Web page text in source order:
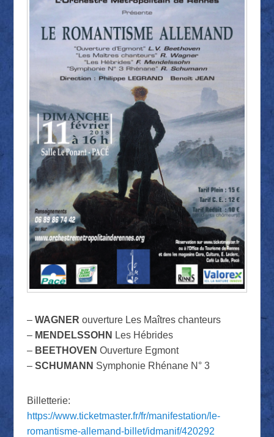
– WAGNER ouverture Les Maîtres chanteurs
– MENDELSSOHN Les Hébrides
– BEETHOVEN Ouverture Egmont
– SCHUMANN Symphonie Rhénane N° 3
Billetterie:
https://www.ticketmaster.fr/fr/manifestation/le-
romantisme-allemand-billet/idmanif/420292